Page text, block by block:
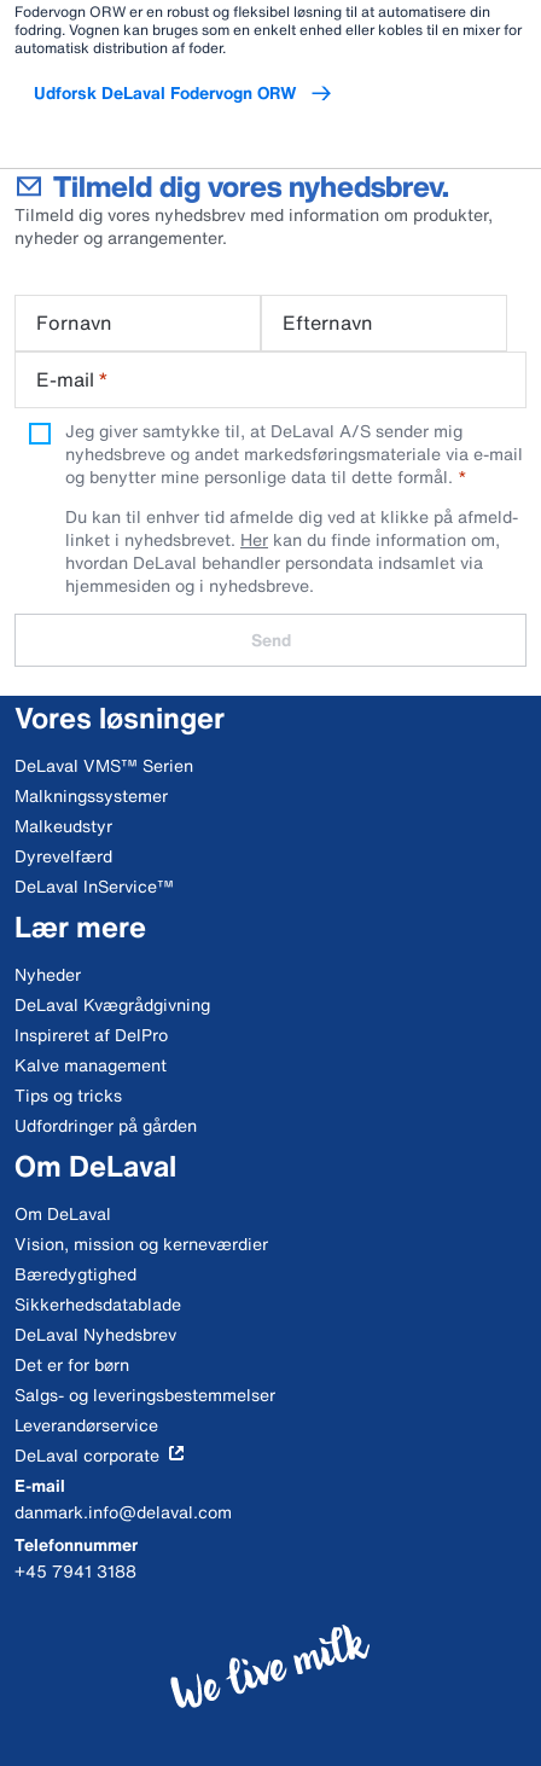
Fodervogn ORW er en robust og fleksibel løsning til at automatisere din
fodring. Vognen kan bruges som en enkelt enhed eller kobles til en mixer for
automatisk distribution af foder.
Udforsk DeLaval Fodervogn ORW
Tilmeld dig vores nyhedsbrev.
Tilmeld dig vores nyhedsbrev med information om produkter,
nyheder og arrangementer.
Fornavn
Efternavn
E-mail *
Jeg giver samtykke til, at DeLaval A/S sender mig
nyhedsbreve og andet markedsføringsmateriale via e-mail
og benytter mine personlige data til dette formål.
Du kan til enhver tid afmelde dig ved at klikke på afmeld-
linket i nyhedsbrevet. Her kan du finde information om,
hvordan DeLaval behandler persondata indsamlet via
hjemmesiden og i nyhedsbreve.
Send
Vores løsninger
DeLaval VMS™ Serien
Malkningssystemer
Malkeudstyr
Dyrevelfærd
DeLaval InService™
Lær mere
Nyheder
DeLaval Kvægrådgivning
Inspireret af DelPro
Kalve management
Tips og tricks
Udfordringer på gården
Om DeLaval
Om DeLaval
Vision, mission og kerneværdier
Bæredygtighed
Sikkerhedsdatablade
DeLaval Nyhedsbrev
Det er for børn
Salgs- og leveringsbestemmelser
Leverandørservice
DeLaval corporate
E-mail
danmark.info@delaval.com
Telefonnummer
+45 7941 3188